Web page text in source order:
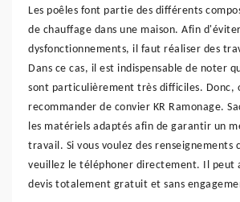
Les poêles font partie des différents
de chauffage dans une maison. Afin
dysfonctionnements, il faut réaliser des
Dans ce cas, il est indispensable de noter
sont particulièrement très difficiles. Donc,
recommander de convier KR Ramonage.
les matériels adaptés afin de garantir un
travail. Si vous voulez des renseignements
veuillez le téléphoner directement. Il peut
devis totalement gratuit et sans